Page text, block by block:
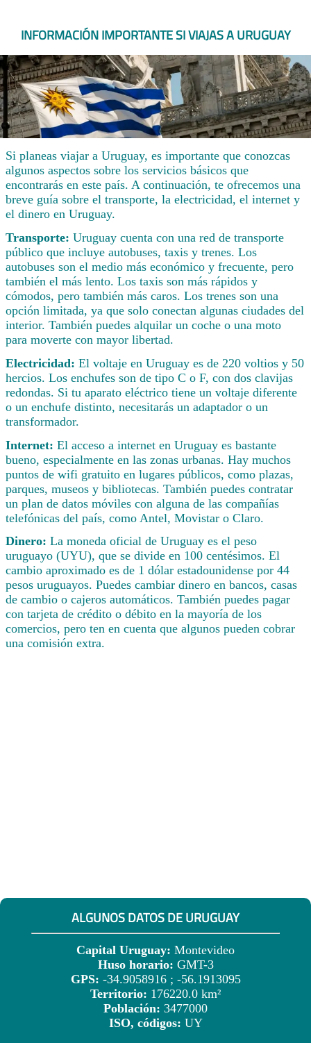
INFORMACIÓN IMPORTANTE SI VIAJAS A URUGUAY
Si planeas viajar a Uruguay, es importante que conozcas
algunos aspectos sobre los servicios básicos que
encontrarás en este país. A continuación, te ofrecemos una
breve guía sobre el transporte, la electricidad, el internet y
el dinero en Uruguay.
Transporte: Uruguay cuenta con una red de transporte
público que incluye autobuses, taxis y trenes. Los
autobuses son el medio más económico y frecuente, pero
también el más lento. Los taxis son más rápidos y
cómodos, pero también más caros. Los trenes son una
opción limitada, ya que solo conectan algunas ciudades del
interior. También puedes alquilar un coche o una moto
para moverte con mayor libertad.
Electricidad: El voltaje en Uruguay es de 220 voltios y 50
hercios. Los enchufes son de tipo C o F, con dos clavijas
redondas. Si tu aparato eléctrico tiene un voltaje diferente
o un enchufe distinto, necesitarás un adaptador o un
transformador.
Internet: El acceso a internet en Uruguay es bastante
bueno, especialmente en las zonas urbanas. Hay muchos
puntos de wifi gratuito en lugares públicos, como plazas,
parques, museos y bibliotecas. También puedes contratar
un plan de datos móviles con alguna de las compañías
telefónicas del país, como Antel, Movistar o Claro.
Dinero: La moneda oficial de Uruguay es el peso
uruguayo (UYU), que se divide en 100 centésimos. El
cambio aproximado es de 1 dólar estadounidense por 44
pesos uruguayos. Puedes cambiar dinero en bancos, casas
de cambio o cajeros automáticos. También puedes pagar
con tarjeta de crédito o débito en la mayoría de los
comercios, pero ten en cuenta que algunos pueden cobrar
una comisión extra.
ALGUNOS DATOS DE URUGUAY
Capital Uruguay: Montevideo
Huso horario: GMT-3
GPS: -34.9058916 ; -56.1913095
Territorio: 176220.0 km²
Población: 3477000
ISO, códigos: UY